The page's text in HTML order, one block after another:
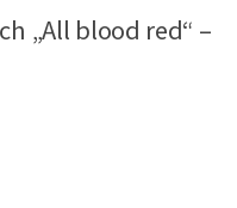
„All blood red“ –